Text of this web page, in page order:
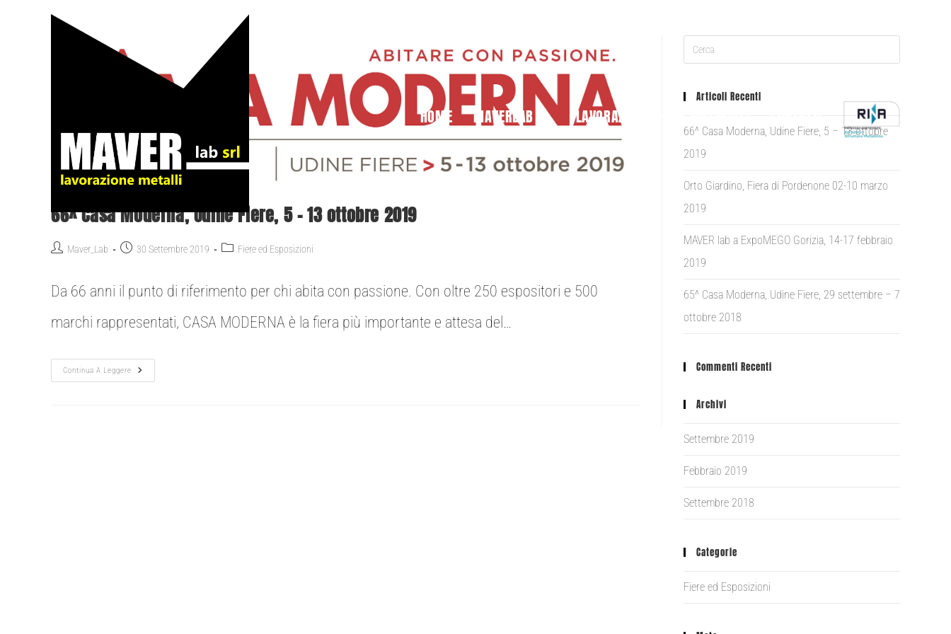
HOME MAVERLAB LAVORAZIONI
66^ Casa Moderna, Udine Fiere, 5 – 13 ottobre 2019
Maver_Lab 30 Settembre 2019 Fiere ed Esposizioni
Da 66 anni il punto di riferimento per chi abita con passione. Con oltre 250 espositori e 500
marchi rappresentati, CASA MODERNA è la fiera più importante e attesa del…
Continua A Leggere
Articoli Recenti
66^ Casa Moderna, Udine Fiere, 5 – 13 ottobre
2019
Orto Giardino, Fiera di Pordenone 02-10 marzo
2019
MAVER lab a ExpoMEGO Gorizia, 14-17 febbraio
2019
65^ Casa Moderna, Udine Fiere, 29 settembre – 7
ottobre 2018
Commenti Recenti
Archivi
Settembre 2019
Febbraio 2019
Settembre 2018
Categorie
Fiere ed Esposizioni